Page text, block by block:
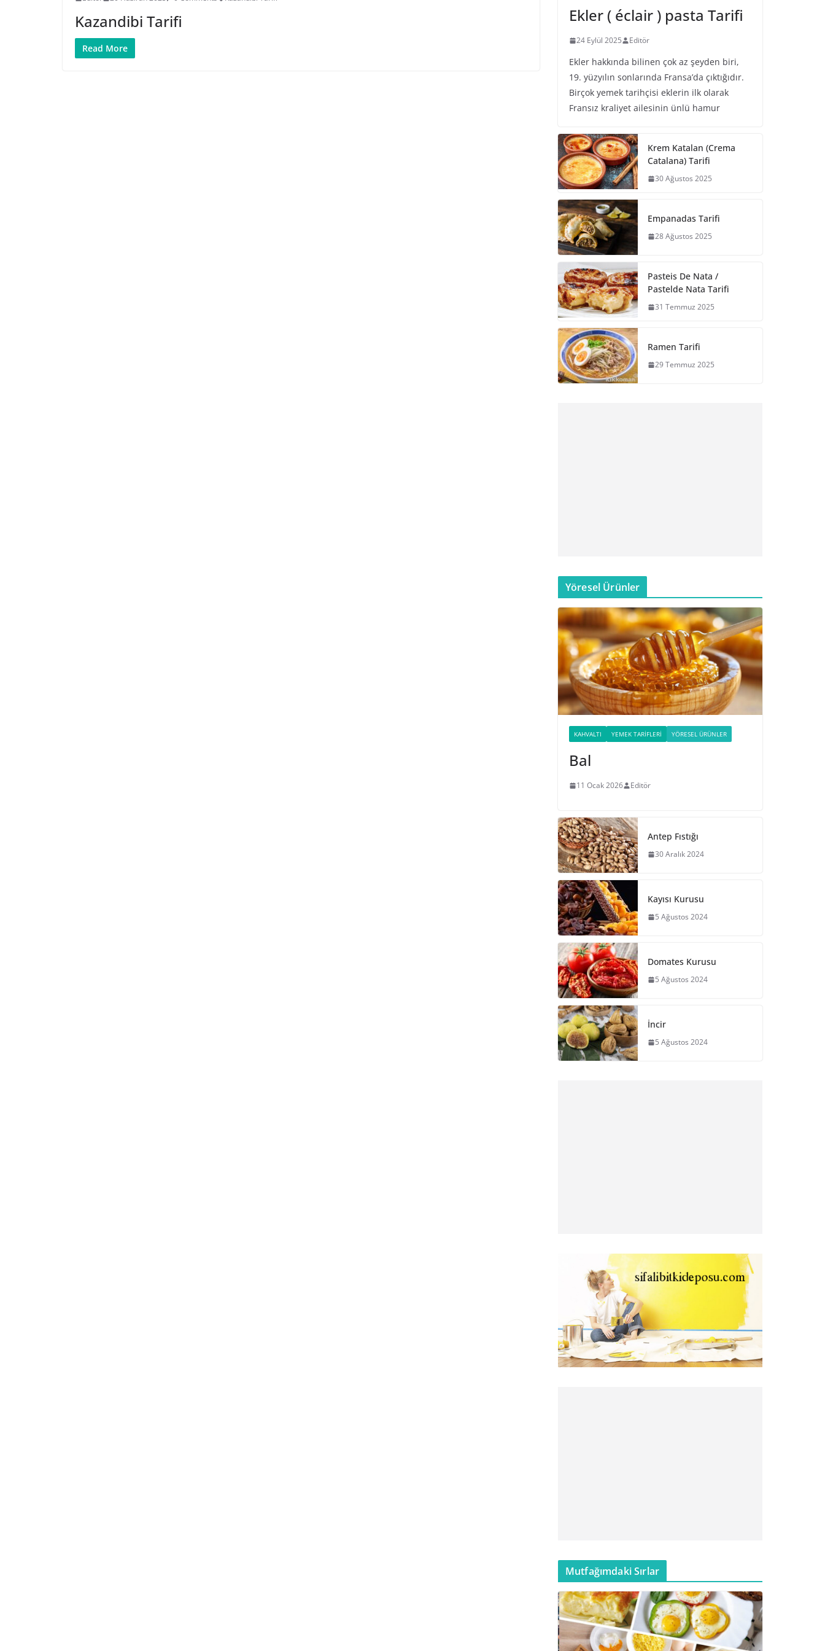
Kazandibi Tarifi
Read More
Ekler ( éclair ) pasta Tarifi
24 Eylül 2025 Editör
Ekler hakkında bilinen çok az şeyden biri,
19. yüzyılın sonlarında Fransa’da çıktığıdır.
Birçok yemek tarihçisi eklerin ilk olarak
Fransız kraliyet ailesinin ünlü hamur
Krem Katalan (Crema
Catalana) Tarifi
30 Ağustos 2025
Empanadas Tarifi
28 Ağustos 2025
Pasteis De Nata /
Pastelde Nata Tarifi
31 Temmuz 2025
Ramen Tarifi
29 Temmuz 2025
Yöresel Ürünler
KAHVALTI YEMEK TARIFLERI YÖRESEL ÜRÜNLER
Bal
11 Ocak 2026 Editör
Antep Fıstığı
30 Aralık 2024
Kayısı Kurusu
5 Ağustos 2024
Domates Kurusu
5 Ağustos 2024
İncir
5 Ağustos 2024
Mutfağımdaki Sırlar